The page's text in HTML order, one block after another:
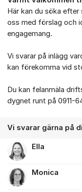
Om forumet
Här kan du söka efter
oss med förslag och
engagemang.
Vi svarar på inlägg
kan förekomma vid
Du kan felanmäla
dygnet runt på 0911-
Vi svarar gärna på
Ella
Monica